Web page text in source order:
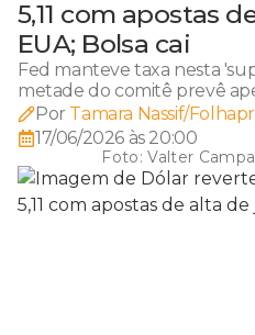
5,11 com apostas
EUA; Bolsa cai
Fed manteve taxa nesta
metade do comitê prevê
Por Tamara Nassif/
17/06/2026 às 20:00
Foto:Valter